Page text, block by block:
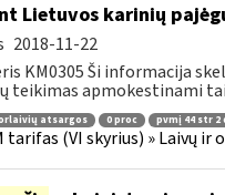
Lietuvos karinių
2018-11-22
KM0305 Ši informacija
teikimas apmokestinami
atsargos 0 proc pvmį 44 str 2
tarifas (VI skyrius) » Laivų